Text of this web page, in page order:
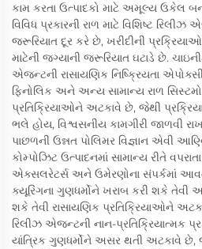
કામ કરતા ઉત્પાદકો માટે અમૂલ્ય ઉકેલ
વિવિધ પ્રકારની રાળ માટે વિશિષ્ટ
જરૂરિયાત દૂર કરે છે, ખરીદીની
માટેની જગ્યાની જરૂરિયાત ઘટાડે છે.
એજન્ટની રાસાયણિક નિષ્ક્રિયતા
ફિનોલિક અને અન્ય સામાન્ય રાળ
પ્રતિક્રિયાઓને અટકાવે છે, જેથી
ભલે હોય, વિશ્વસનીય કામગીરી જાળવી
પાછળની ઉન્નત પોલિમર વિજ્ઞાન એવી
કોમ્પોઝિટ ઉત્પાદનમાં સામાન્ય રીતે
એક્સલરેટર્સ અને ઉમેરણોના સંપર્કમાં
ક્યૂરિંગના ગુણધર્મોને ખરાબ કરી શકે તેવી
શકે તેવી રાસાયણિક પ્રતિક્રિયાઓને
રિલીઝ એજન્ટની નાન-પ્રતિક્રિયાત્મક
યાંત્રિક ગુણધર્મોને અસર થતી અટકાવે છે,